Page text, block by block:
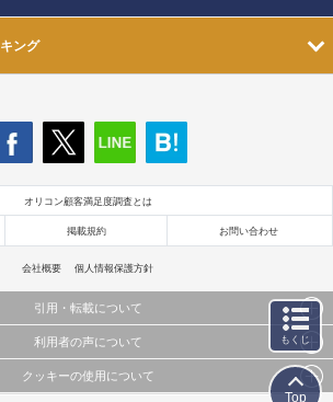
ング
オリコン顧客満足度調査とは
掲載規約 お問い合わせ
会社概要 個人情報保護方針
引用・転載について
（文字、写真、イラスト、画像データ等）及びこれらの配置・
く無断転載・複製などの二次利用を行うことは固く禁じており
利用者の声について
すべてサービスの利用者が提出された見解・感想です。
クッキーの使用について
もくじ
Top